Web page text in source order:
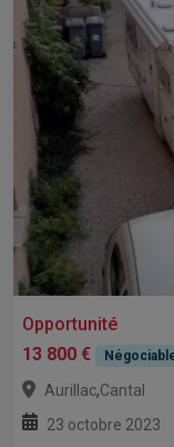
Opportunité
13 800 €
Aurillac,Cantal
23 octobre 2023